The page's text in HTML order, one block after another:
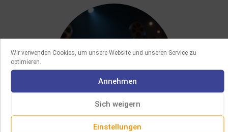
Wir verwenden Cookies, um unsere Website und unseren Service zu
optimieren.
Annehmen
Sich weigern
Einstellungen